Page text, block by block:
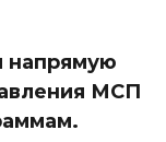
напрямую
МСП